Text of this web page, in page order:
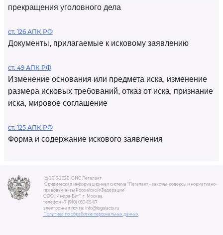
прекращения уголовного дела
ст. 126 АПК РФ
Документы, прилагаемые к исковому заявлению
ст. 49 АПК РФ
Изменение основания или предмета иска, изменение
размера исковых требований, отказ от иска, признание
иска, мировое соглашение
ст. 125 АПК РФ
Форма и содержание искового заявления
(c) 2015-2026 ЮИС Легалакт
Юридическая информационная система "Легалакт - законы, кодексы и нормативно-
правовые акты Российской Федерации"
ООО "Инфра-Бит", г. Москва.
телефон +7 (910) 050-65-67
электронная почта: info@legalacts.ru
Политика по обработке персональных данных